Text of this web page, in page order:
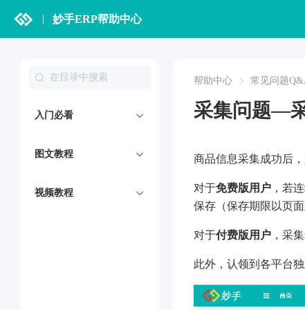
妙手ERP帮助中心
入门必看
图文教程
视频教程
帮助中心 常见问题
采集问题—
商品信息采集成功后
对于免费版用户 ，若
保存（保存期限以页
对于付费版用户 ，采
此外，认领到各平台